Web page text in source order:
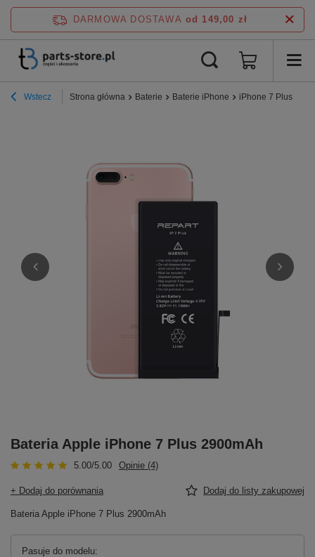
DARMOWA DOSTAWA od 149,00 zł
Wstecz Strona główna Baterie Baterie iPhone iPhone 7 Plus
Bateria Apple iPhone 7 Plus 2900mAh
5.00/5.00 Opinie (4)
+ Dodaj do porównania Dodaj do listy zakupowej
Bateria Apple iPhone 7 Plus 2900mAh
Pasuje do modelu